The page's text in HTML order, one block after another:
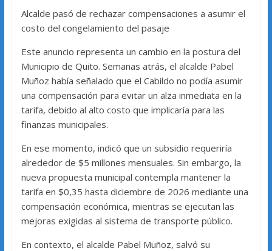
Alcalde pasó de rechazar compensaciones a asumir el
costo del congelamiento del pasaje
Este anuncio representa un cambio en la postura del
Municipio de Quito. Semanas atrás, el alcalde Pabel
Muñoz había señalado que el Cabildo no podía asumir
una compensación para evitar un alza inmediata en la
tarifa, debido al alto costo que implicaría para las
finanzas municipales.
En ese momento, indicó que un subsidio requeriría
alrededor de $5 millones mensuales. Sin embargo, la
nueva propuesta municipal contempla mantener la
tarifa en $0,35 hasta diciembre de 2026 mediante una
compensación económica, mientras se ejecutan las
mejoras exigidas al sistema de transporte público.
En contexto, el alcalde Pabel Muñoz, salvó su